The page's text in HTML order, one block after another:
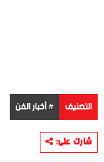
التصنيف # أخبار الفن
شارك على: